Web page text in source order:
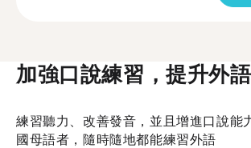
加強口說練習，提升外
練習聽力、改善發音，並且增進口說能
國母語者，隨時隨地都能練習外語